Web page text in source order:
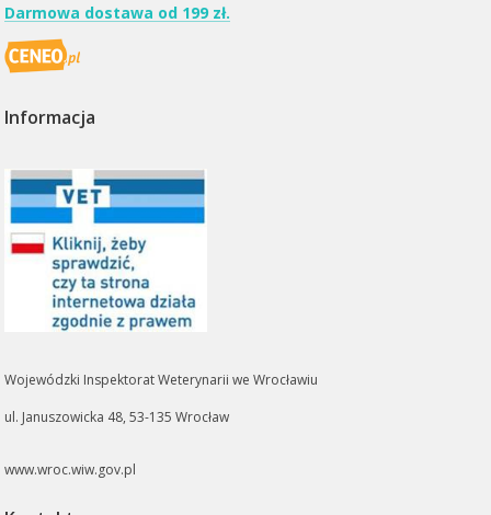
Darmowa dostawa od 199 zł.
Informacja
Wojewódzki Inspektorat Weterynarii we Wrocławiu
ul. Januszowicka 48, 53-135 Wrocław
www.wroc.wiw.gov.pl